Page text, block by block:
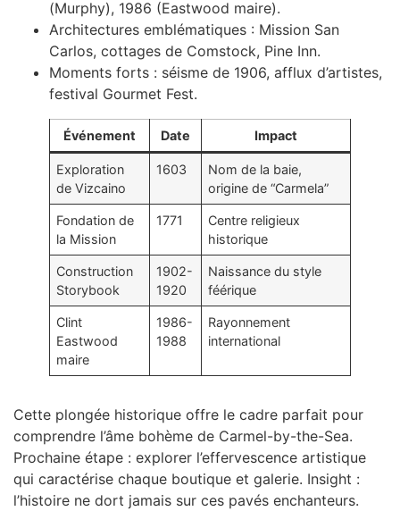
(Murphy), 1986 (Eastwood maire).
Architectures emblématiques : Mission San
Carlos, cottages de Comstock, Pine Inn.
Moments forts : séisme de 1906, afflux d’artistes,
festival Gourmet Fest.
Événement Date Impact
Exploration
de Vizcaino
1603
Nom de la baie,
origine de “Carmela”
Fondation de
la Mission
1771
Centre religieux
historique
Construction
Storybook
1902-
1920
Naissance du style
féérique
Clint
Eastwood
maire
1986-
1988
Rayonnement
international
Cette plongée historique offre le cadre parfait pour
comprendre l’âme bohème de Carmel-by-the-Sea.
Prochaine étape : explorer l’effervescence artistique
qui caractérise chaque boutique et galerie. Insight :
l’histoire ne dort jamais sur ces pavés enchanteurs.